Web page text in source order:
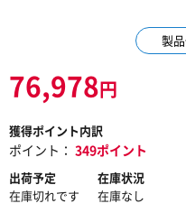
製
76,978円
獲得ポイント内訳
ポイント： 349ポイント
出荷予定
在庫切れです
在庫状況
在庫なし